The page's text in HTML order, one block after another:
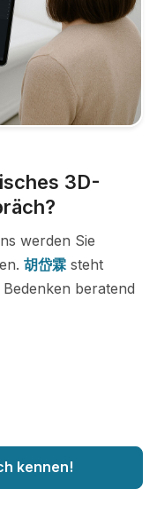
3D-
werden Sie
胡岱霖 steht
beratend
kennen!